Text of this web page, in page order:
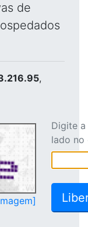
de
,
Digite
lado no